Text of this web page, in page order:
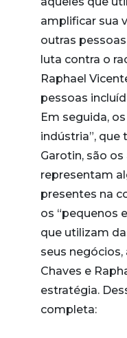
amplificar sua
outras
luta contra o
Raphael
pessoas
Em seguida,
indústria”, que
Garotin, são
representam
presentes na
os “pequenos
que utilizam
seus
Chaves e
estratégia.
completa: